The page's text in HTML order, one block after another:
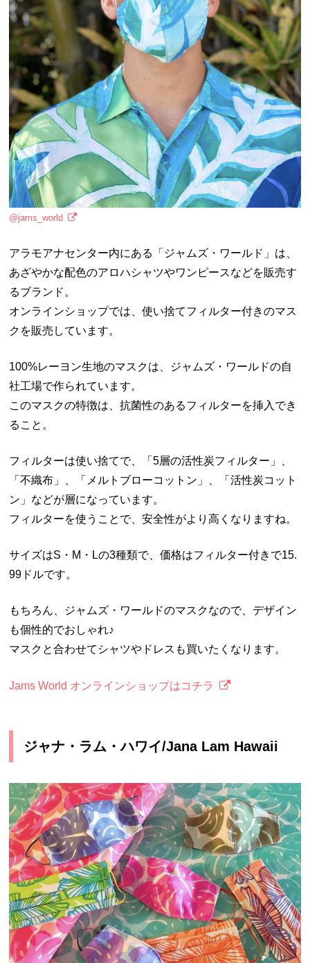
@jams_world
アラモアナセンター内にある「ジャムズ・ワールド」は、
あざやかな配色のアロハシャツやワンピースなどを販売す
るブランド。
オンラインショップでは、使い捨てフィルター付きのマス
クを販売しています。
100%レーヨン生地のマスクは、ジャムズ・ワールドの自
社工場で作られています。
このマスクの特徴は、抗菌性のあるフィルターを挿入でき
ること。
フィルターは使い捨てで、「5層の活性炭フィルター」、
「不織布」、「メルトブローコットン」、「活性炭コット
ン」などが層になっています。
フィルターを使うことで、安全性がより高くなりますね。
サイズはS・M・Lの3種類で、価格はフィルター付きで15.
99ドルです。
もちろん、ジャムズ・ワールドのマスクなので、デザイン
も個性的でおしゃれ♪
マスクと合わせてシャツやドレスも買いたくなります。
Jams World オンラインショップはコチラ
ジャナ・ラム・ハワイ/Jana Lam Hawaii